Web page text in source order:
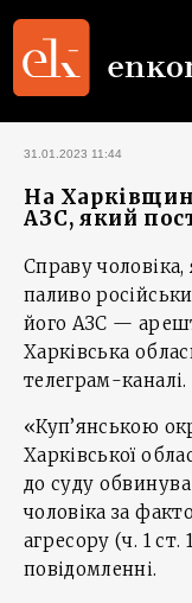
31.01.2023 11:44
На
АЗС, який
Справу
паливо
його АЗС —
Харківська
телеграм-каналі.
«Куп’янською
Харківської
до суду
чоловіка за
агресору (ч. 1 ст.
повідомленні.